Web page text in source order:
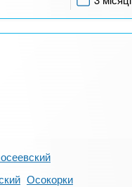
Осокорки